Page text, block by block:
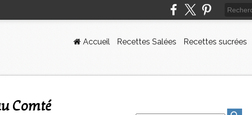
Accueil Recettes Salées Recettes sucrées
Comté